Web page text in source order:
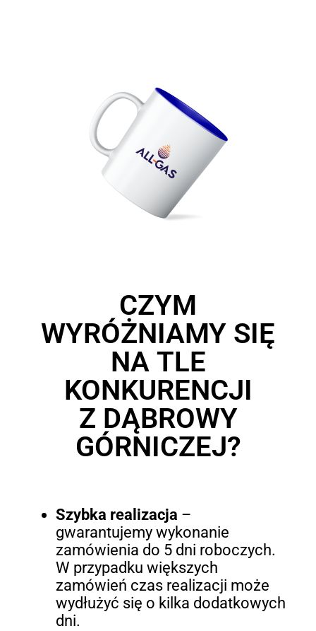
CZYM
WYRÓŻNIAMY SIĘ
NA TLE
KONKURENCJI
Z DĄBROWY
GÓRNICZEJ?
Szybka realizacja –
gwarantujemy wykonanie
zamówienia do 5 dni roboczych.
W przypadku większych
zamówień czas realizacji może
wydłużyć się o kilka dodatkowych
dni.